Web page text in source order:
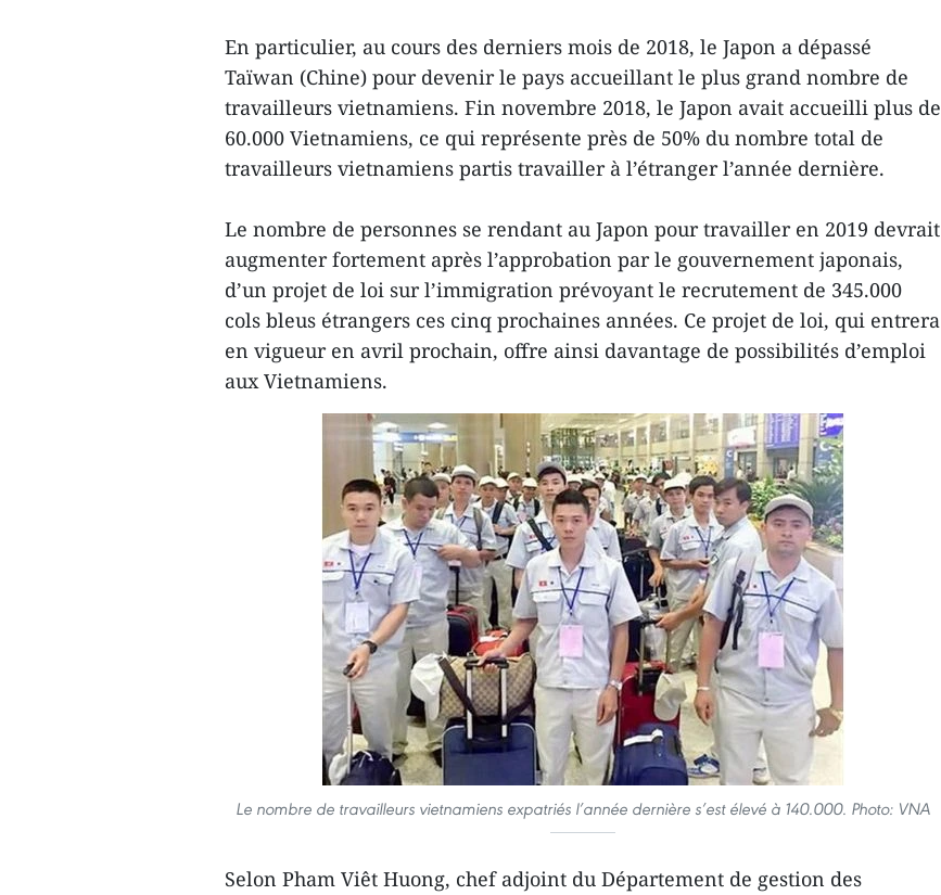
En particulier, au cours des derniers mois de 2018, le Japon a dépassé
Taïwan (Chine) pour devenir le pays accueillant le plus grand nombre de
travailleurs vietnamiens. Fin novembre 2018, le Japon avait accueilli plus de
60.000 Vietnamiens, ce qui représente près de 50% du nombre total de
travailleurs vietnamiens partis travailler à l’étranger l’année dernière.
Le nombre de personnes se rendant au Japon pour travailler en 2019 devrait
augmenter fortement après l’approbation par le gouvernement japonais,
d’un projet de loi sur l’immigration prévoyant le recrutement de 345.000
cols bleus étrangers ces cinq prochaines années. Ce projet de loi, qui entrera
en vigueur en avril prochain, offre ainsi davantage de possibilités d’emploi
aux Vietnamiens.
Le nombre de travailleurs vietnamiens expatriés l’année dernière s’est élevé à 140.000. Photo: VNA
Selon Pham Viêt Huong, chef adjoint du Département de gestion des